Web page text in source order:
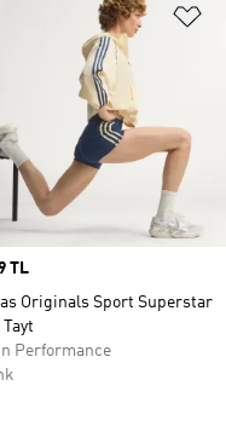
Ekle
TL
Originals Sport Superstar
Tayt
Performance